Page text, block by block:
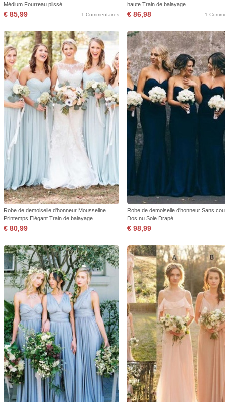
Médium Fourreau plissé
€ 85,99 1 Commentaires
haute Train de balayage
€ 86,98 1
Robe de demoiselle d'honneur Mousseline
Printemps Elégant Train de balayage
€ 80,99
Robe de demoiselle d'honneur Sans
Dos nu Soie Drapé
€ 98,99